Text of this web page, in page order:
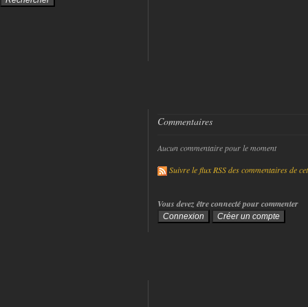
Commentaires
Aucun commentaire pour le moment
Suivre le flux RSS des commentaires de
Vous devez être connecté pour commenter